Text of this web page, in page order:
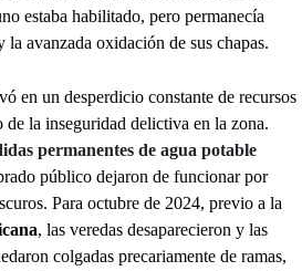
estaba habilitado, pero permanecía
avanzada oxidación de sus chapas.
en un desperdicio constante de recursos
la inseguridad delictiva en la zona.
permanentes de agua potable
público dejaron de funcionar por
Para octubre de 2024, previo a la
, las veredas desaparecieron y las
colgadas precariamente de ramas,